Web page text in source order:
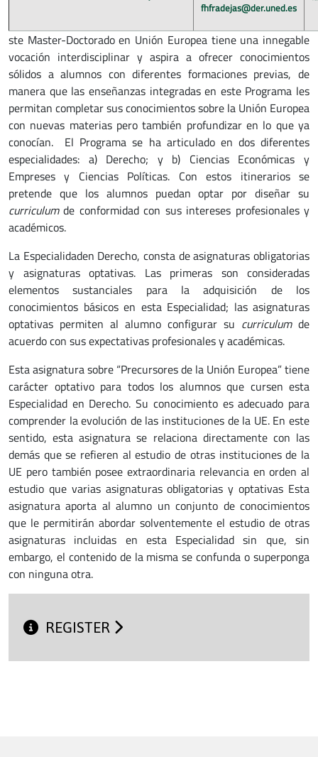
fhfradejas@der.uned.es
ste Master-Doctorado en Unión Europea tiene una innegable
vocación interdisciplinar y aspira a ofrecer conocimientos
sólidos a alumnos con diferentes formaciones previas, de
manera que las enseñanzas integradas en este Programa les
permitan completar sus conocimientos sobre la Unión Europea
con nuevas materias pero también profundizar en lo que ya
conocían. El Programa se ha articulado en dos diferentes
especialidades: a) Derecho; y b) Ciencias Económicas y
Empreses y Ciencias Políticas. Con estos itinerarios se
pretende que los alumnos puedan optar por diseñar su
curriculumde conformidad con sus intereses profesionales y
académicos.
La Especialidaden Derecho, consta de asignaturas obligatorias
y asignaturas optativas. Las primeras son consideradas
elementos sustanciales para la adquisición de los
conocimientos básicos en esta Especialidad; las asignaturas
optativas permiten al alumno configurar su curriculumde
acuerdo con sus expectativas profesionales y académicas.
Esta asignatura sobre “Precursores de la Unión Europea” tiene
carácter optativo para todos los alumnos que cursen esta
Especialidad en Derecho. Su conocimiento es adecuado para
comprender la evolución de las instituciones de la UE. En este
sentido, esta asignatura se relaciona directamente con las
demás que se refieren al estudio de otras instituciones de la
UE pero también posee extraordinaria relevancia en orden al
estudio que varias asignaturas obligatorias y optativas Esta
asignatura aporta al alumno un conjunto de conocimientos
que le permitirán abordar solventemente el estudio de otras
asignaturas incluidas en esta Especialidad sin que, sin
embargo, el contenido de la misma se confunda o superponga
con ninguna otra.
REGISTER